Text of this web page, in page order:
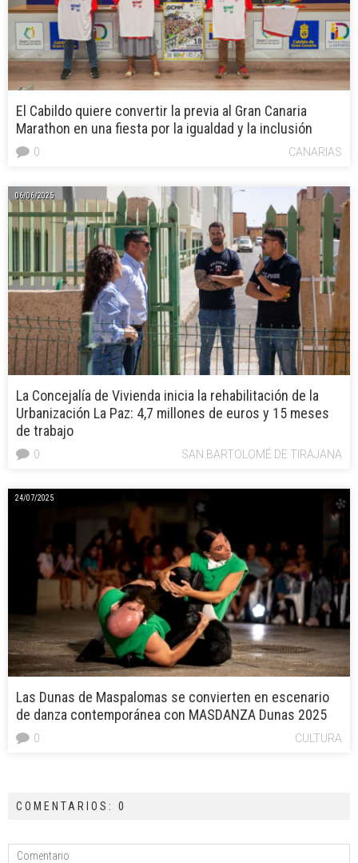
El Cabildo quiere convertir la previa al Gran Canaria
Marathon en una fiesta por la igualdad y la inclusión
CANARIAS
0
06/06/2025
La Concejalía de Vivienda inicia la rehabilitación de la
Urbanización La Paz: 4,7 millones de euros y 15 meses
de trabajo
SAN BARTOLOMÉ DE TIRAJANA
0
24/07/2025
Las Dunas de Maspalomas se convierten en escenario
de danza contemporánea con MASDANZA Dunas 2025
CULTURA
0
COMENTARIOS: 0